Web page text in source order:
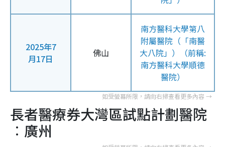
2025年7
月17日
佛山
南方醫科大學第八
附屬醫院（「南醫
大八院」）（前稱:
南方醫科大學順德
醫院）
長者醫療券大灣區試點計劃醫院
︰廣州